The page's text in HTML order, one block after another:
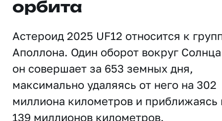
орбита
Астероид 2025 UF12 относится к
Аполлона. Один оборот вокруг Солнца
он совершает за 653 земных дня,
максимально удаляясь от него на 302
миллиона километров и приближаясь
139 миллионов километров.